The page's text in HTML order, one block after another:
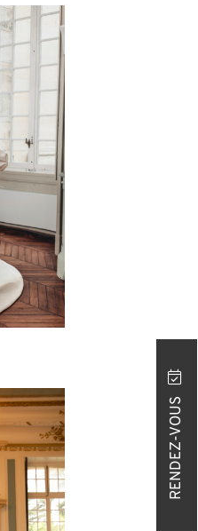
RENDEZ-VOUS